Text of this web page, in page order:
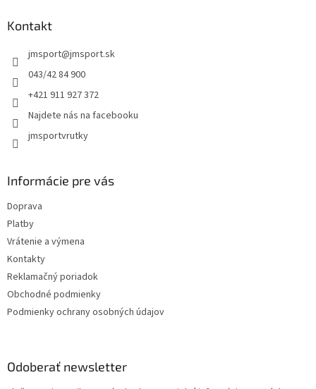
Kontakt
jmsport@jmsport.sk
043/42 84 900
+421 911 927 372
Najdete nás na facebooku
jmsportvrutky
Informácie pre vás
Doprava
Platby
Vrátenie a výmena
Kontakty
Reklamačný poriadok
Obchodné podmienky
Podmienky ochrany osobných údajov
Odoberať newsletter